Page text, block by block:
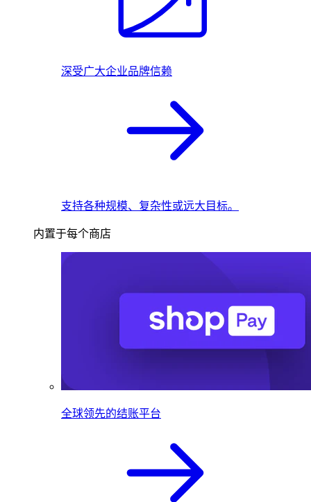
深受广大企业品牌信赖
支持各种规模、复杂性或远大目标。
内置于每个商店
全球领先的结账平台